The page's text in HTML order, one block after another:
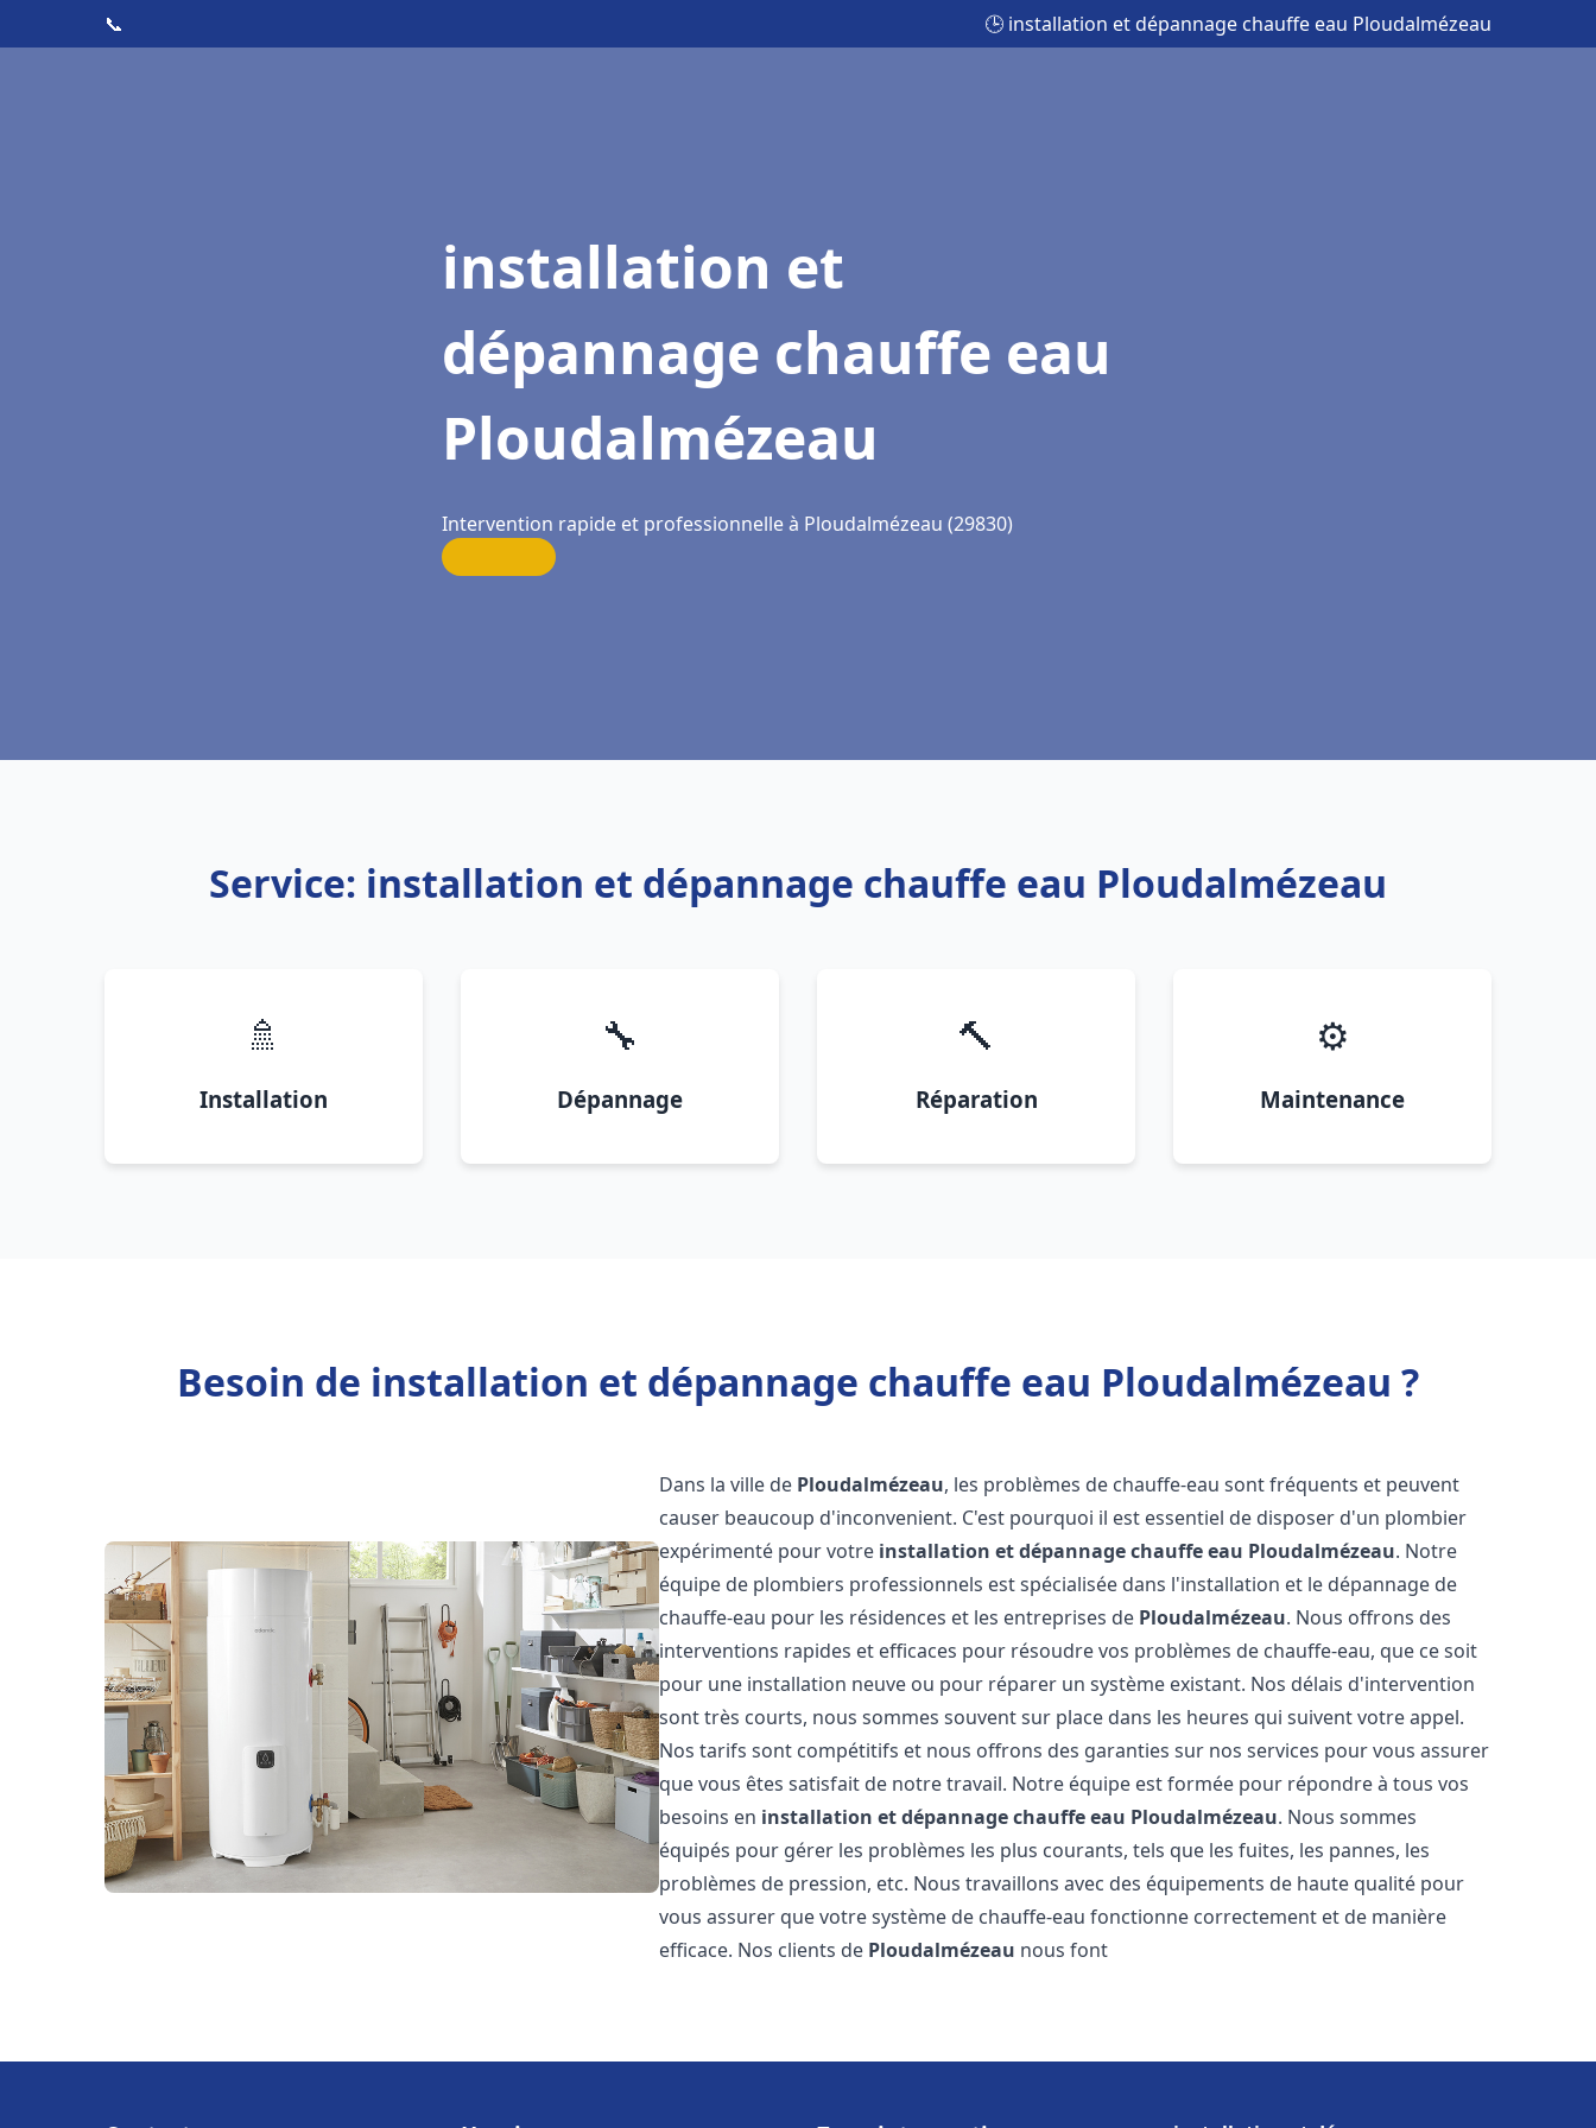
📞 🕒 installation et dépannage chauffe eau Ploudalmézeau
installation et
dépannage chauffe eau
Ploudalmézeau
Intervention rapide et professionnelle à Ploudalmézeau (29830)
Service: installation et dépannage chauffe eau Ploudalmézeau
🚿
Installation
🔧
Dépannage
🔨
Réparation
⚙️
Maintenance
Besoin de installation et dépannage chauffe eau Ploudalmézeau ?
Dans la ville de Ploudalmézeau, les problèmes de chauffe-eau sont fréquents et peuvent
causer beaucoup d'inconvenient. C'est pourquoi il est essentiel de disposer d'un plombier
expérimenté pour votre installation et dépannage chauffe eau Ploudalmézeau. Notre
équipe de plombiers professionnels est spécialisée dans l'installation et le dépannage de
chauffe-eau pour les résidences et les entreprises de Ploudalmézeau. Nous offrons des
interventions rapides et efficaces pour résoudre vos problèmes de chauffe-eau, que ce soit
pour une installation neuve ou pour réparer un système existant. Nos délais d'intervention
sont très courts, nous sommes souvent sur place dans les heures qui suivent votre appel.
Nos tarifs sont compétitifs et nous offrons des garanties sur nos services pour vous assurer
que vous êtes satisfait de notre travail. Notre équipe est formée pour répondre à tous vos
besoins en installation et dépannage chauffe eau Ploudalmézeau. Nous sommes
équipés pour gérer les problèmes les plus courants, tels que les fuites, les pannes, les
problèmes de pression, etc. Nous travaillons avec des équipements de haute qualité pour
vous assurer que votre système de chauffe-eau fonctionne correctement et de manière
efficace. Nos clients de Ploudalmézeau nous font